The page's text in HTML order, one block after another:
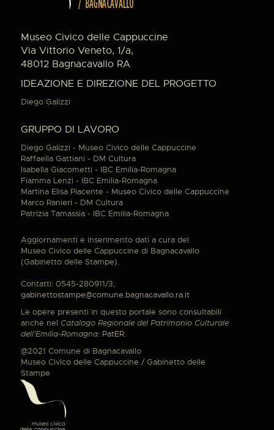
Museo Civico delle Cappuccine
Via Vittorio Veneto, 1/a,
48012 Bagnacavallo RA
IDEAZIONE E DIREZIONE DEL PROGETTO
Diego Galizzi
GRUPPO DI LAVORO
Diego Galizzi - Museo Civico delle Cappuccine
Raffaella Gattiani - DM Cultura
Isabella Giacometti - IBC Emilia-Romagna
Fiamma Lenzi - IBC Emilia-Romagna
Martina Elisa Piacente - Museo Civico delle Cappuccine
Marco Ranieri - DM Cultura
Patrizia Tamassia - IBC Emilia-Romagna
Aggiornamenti e inserimento dati a cura del
Museo Civico delle Cappuccine di Bagnacavallo
(Gabinetto delle Stampe).
Contatti: 0545-280911/3;
gabinettostampe@comune.bagnacavallo.ra.it
Le opere presenti in questo portale sono consultabili
anche nel Catalogo Regionale del Patrimonio Culturale
dell'Emilia-Romagna: PatER.
@2021 Comune di Bagnacavallo
Museo Civico delle Cappuccine / Gabinetto delle
Stampe